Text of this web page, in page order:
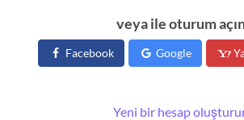
veya ile oturum
Facebook Google
Yeni bir hesap